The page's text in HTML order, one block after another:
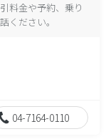
料金や予約、乗り
ください。
04-7164-0110